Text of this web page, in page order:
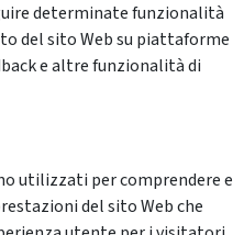
determinate funzionalità
del sito Web su piattaforme
e altre funzionalità di
utilizzati per comprendere e
del sito Web che